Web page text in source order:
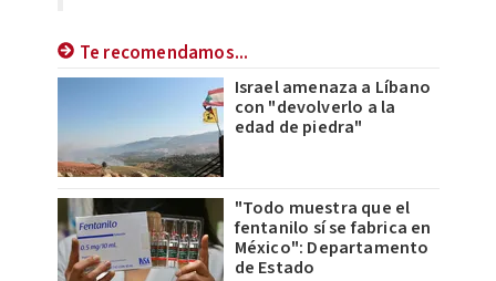
Te recomendamos...
Israel amenaza a Líbano
con "devolverlo a la
edad de piedra"
"Todo muestra que el
fentanilo sí se fabrica en
México": Departamento
de Estado